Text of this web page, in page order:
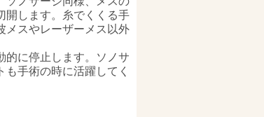
開します。糸でくくる手
メスやレーザーメス以外
に停止します。ソノサ
手術の時に活躍してく